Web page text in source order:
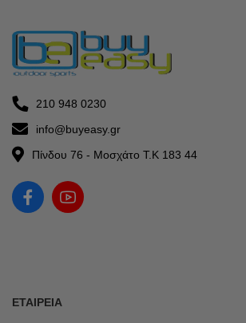
210 948 0230
info@buyeasy.gr
Πίνδου 76 - Μοσχάτο Τ.Κ 183 44
ΕΤΑΙΡΕΊΑ